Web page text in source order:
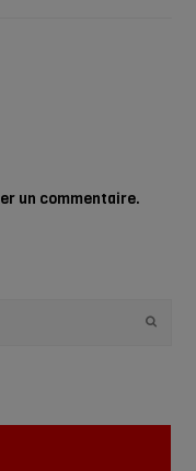
un commentaire.